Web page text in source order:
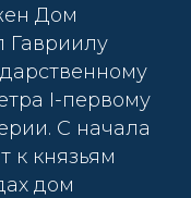
Дом
Гавриилу
I-первому
С начала
к князьям
дом